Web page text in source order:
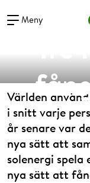
Meny
Världen
i snitt varje
år senare var
nya sätt att
solenergi spela
nya sätt att